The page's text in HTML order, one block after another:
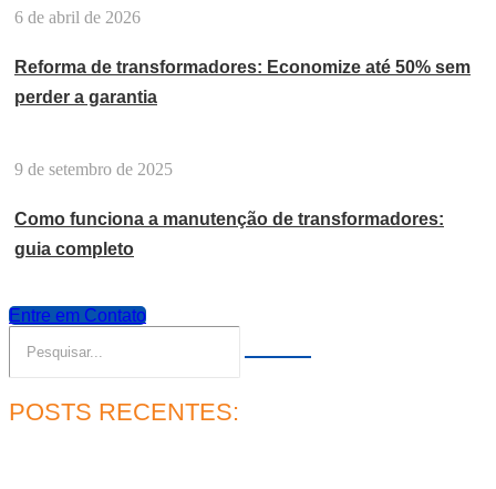
6 de abril de 2026
Reforma de transformadores: Economize até 50% sem
perder a garantia
9 de setembro de 2025
Como funciona a manutenção de transformadores:
guia completo
Entre em Contato
POSTS RECENTES: